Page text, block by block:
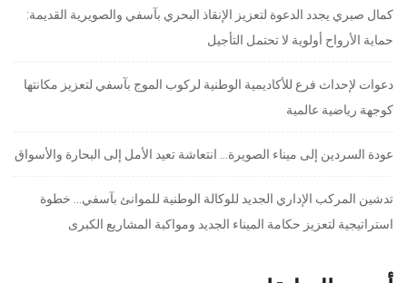
كمال صبري يجدد الدعوة لتعزيز الإنقاذ البحري بآسفي والصويرية القديمة:
حماية الأرواح أولوية لا تحتمل التأجيل
دعوات لإحداث فرع للأكاديمية الوطنية لركوب الموج بآسفي لتعزيز مكانتها
كوجهة رياضية عالمية
عودة السردين إلى ميناء الصويرة… انتعاشة تعيد الأمل إلى البحارة والأسواق
تدشين المركب الإداري الجديد للوكالة الوطنية للموانئ بآسفي… خطوة
استراتيجية لتعزيز حكامة الميناء الجديد ومواكبة المشاريع الكبرى